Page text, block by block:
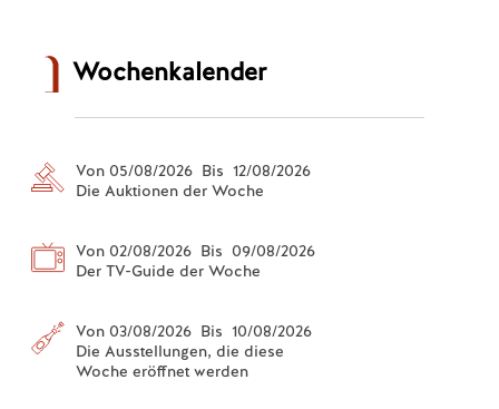
Wochenkalender
Von 05/08/2026 Bis 12/08/2026
Die Auktionen der Woche
Von 02/08/2026 Bis 09/08/2026
Der TV-Guide der Woche
Von 03/08/2026 Bis 10/08/2026
Die Ausstellungen, die diese
Woche eröffnet werden